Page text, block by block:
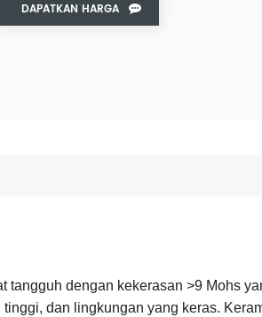
DAPATKAN HARGA
dengan kekerasan >9 Mohs
dan lingkungan yang keras.